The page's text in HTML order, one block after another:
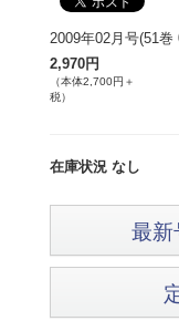
2009年02月号(51巻
2,970円
（本体2,700円＋
税）
在庫状況 なし
最新